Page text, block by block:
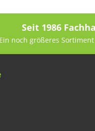
Seit 1986
Ein noch größeres